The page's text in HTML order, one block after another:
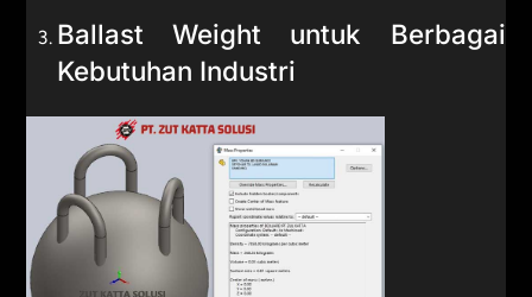
Ballast Weight untuk Berbagai
Kebutuhan Industri